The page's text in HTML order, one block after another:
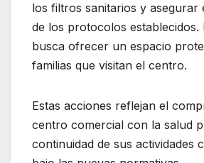
los filtros sanitarios y asegurar
de los protocolos
busca ofrecer un espacio
familias que visitan el centro.
Estas acciones reflejan el
centro comercial con la salud
continuidad de sus actividades